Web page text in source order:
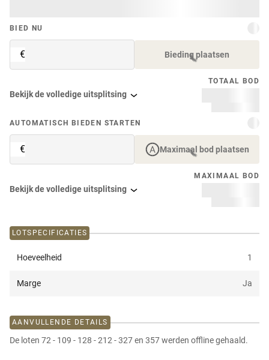
BIED NU
€ Bieding plaatsen
TOTAAL BOD
Bekijk de volledige uitsplitsing
AUTOMATISCH BIEDEN STARTEN
€ Maximaal bod plaatsen
MAXIMAAL BOD
Bekijk de volledige uitsplitsing
LOTSPECIFICATIES
Hoeveelheid 1
Marge Ja
AANVULLENDE DETAILS
De loten 72 - 109 - 128 - 212 - 327 en 357 werden offline gehaald.